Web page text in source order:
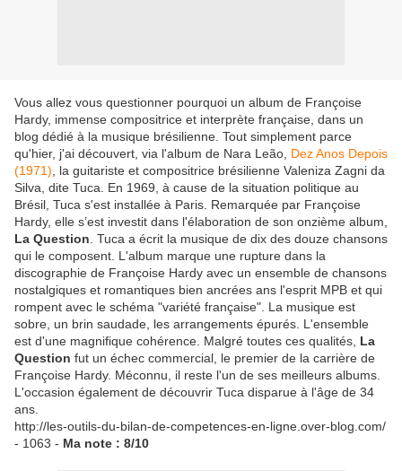
Vous allez vous questionner pourquoi un album de Françoise
Hardy, immense compositrice et interprète française, dans un
blog dédié à la musique brésilienne. Tout simplement parce
qu'hier, j'ai découvert, via l'album de Nara Leão, Dez Anos Depois
(1971) , la guitariste et compositrice brésilienne Valeniza Zagni da
Silva, dite Tuca. En 1969, à cause de la situation politique au
Brésil, Tuca s'est installée à Paris. Remarquée par Françoise
Hardy, elle s’est investit dans l'élaboration de son onzième album,
La Question . Tuca a écrit la musique de dix des douze chansons
qui le composent. L'album marque une rupture dans la
discographie de Françoise Hardy avec un ensemble de chansons
nostalgiques et romantiques bien ancrées ans l'esprit MPB et qui
rompent avec le schéma "variété française". La musique est
sobre, un brin saudade, les arrangements épurés. L'ensemble
est d'une magnifique cohérence. Malgré toutes ces qualités, La
Question fut un échec commercial, le premier de la carrière de
Françoise Hardy. Méconnu, il reste l'un de ses meilleurs albums.
L'occasion également de découvrir Tuca disparue à l'âge de 34
ans.
http://les-outils-du-bilan-de-competences-en-ligne.over-blog.com/
- 1063 - Ma note : 8/10